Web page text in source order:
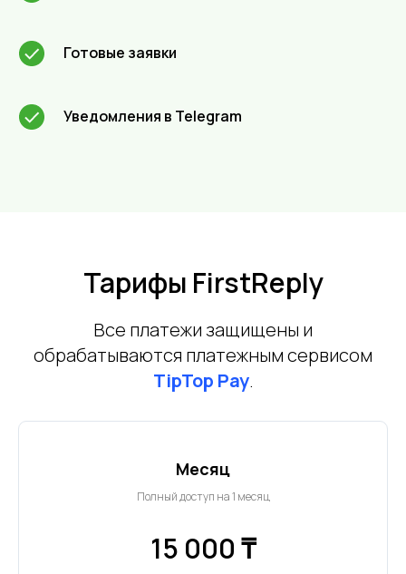
Готовые заявки
Уведомления в Telegram
Тарифы FirstReply
Все платежи защищены и
обрабатываются платежным сервисом
TipTop Pay.
Месяц
Полный доступ на 1 месяц
15 000 ₸